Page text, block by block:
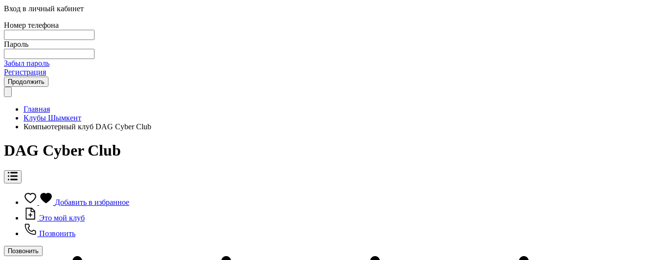
Вход в личный кабинет
Номер телефона
Пароль
Забыл пароль
Регистрация
Продолжить
Главная
Клубы Шымкент
Компьютерный клуб DAG Cyber Club
DAG Cyber Club
Добавить в избранное
Это мой клуб
Позвонить
Позвонить